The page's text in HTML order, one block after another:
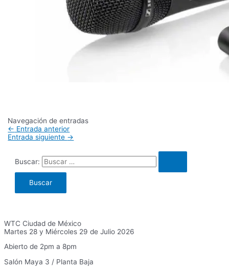
Navegación de entradas
← Entrada anterior
Entrada siguiente →
Buscar:
WTC Ciudad de México
Martes 28 y Miércoles 29 de Julio 2026
Abierto de 2pm a 8pm
Salón Maya 3 / Planta Baja